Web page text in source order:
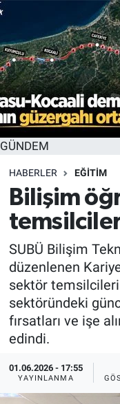
GÜNDEM
HABERLER EĞİTİM
Bilişim
SUBÜ Bilişim
düzenlenen
sektör
sektöründeki
fırsatları ve işe
edindi.
01.06.2026 - 17:55
YAYINLANMA